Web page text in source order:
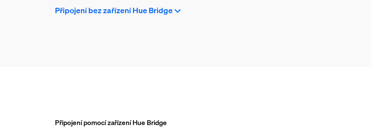
Připojení bez zařízení Hue Bridge
Připojení pomocí zařízení Hue Bridge